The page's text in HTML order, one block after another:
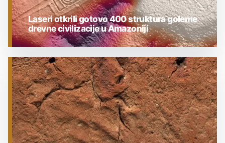
ARHEOLOGIJA
Laseri otkrili gotovo 400 struktura goleme
drevne civilizacije u Amazoniji